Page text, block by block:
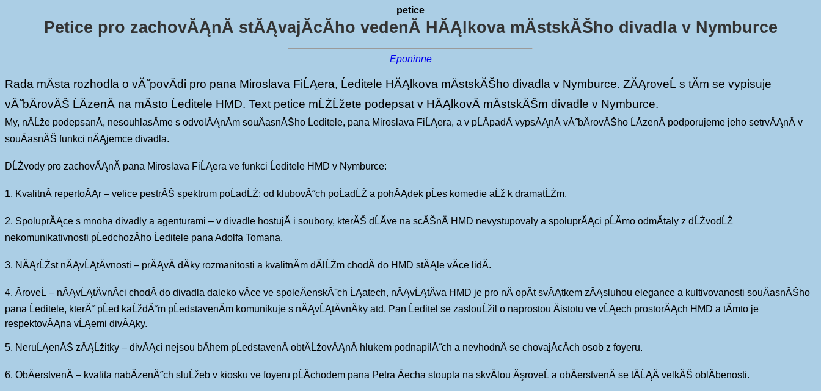
petice
Petice pro zachovĂĄnĂ­ stĂĄvajĂ­cĂ­ho vedenĂ­ HĂĄlkova mÄstskĂŠho divadla v Nymburce
Eponinne
Rada mÄsta rozhodla o vĂ˝povÄdi pro pana Miroslava FiĹĄera, Ĺeditele HĂĄlkova mÄstskĂŠho divadla v Nymburce. ZĂĄroveĹ s tĂ­m se vypisuje
vĂ˝bÄrovĂŠ ĹĂ­zenĂ­ na mĂ­sto Ĺeditele HMD. Text petice mĹŻĹžete podepsat v HĂĄlkovÄ mÄstskĂŠm divadle v Nymburce.
My, nĂ­Ĺže podepsanĂ­, nesouhlasĂ­me s odvolĂĄnĂ­m souÄasnĂŠho Ĺeditele, pana Miroslava FiĹĄera, a v pĹĂ­padÄ vypsĂĄnĂ­ vĂ˝bÄrovĂŠho ĹĂ­zenĂ­ podporujeme jeho setrvĂĄnĂ­ v
souÄasnĂŠ funkci nĂĄjemce divadla.
DĹŻvody pro zachovĂĄnĂ­ pana Miroslava FiĹĄera ve funkci Ĺeditele HMD v Nymburce:
1. KvalitnĂ­ repertoĂĄr – velice pestrĂŠ spektrum poĹadĹŻ: od klubovĂ˝ch poĹadĹŻ a pohĂĄdek pĹes komedie aĹž k dramatĹŻm.
2. SpoluprĂĄce s mnoha divadly a agenturami – v divadle hostujĂ­ i soubory, kterĂŠ dĹĂ­ve na scĂŠnÄ HMD nevystupovaly a spoluprĂĄci pĹĂ­mo odmĂ­taly z dĹŻvodĹŻ
nekomunikativnosti pĹedchozĂ­ho Ĺeditele pana Adolfa Tomana.
3. NĂĄrĹŻst nĂĄvĹĄtÄvnosti – prĂĄvÄ dĂ­ky rozmanitosti a kvalitnĂ­m dĂ­lĹŻm chodĂ­ do HMD stĂĄle vĂ­ce lidĂ­.
4. ĂroveĹ – nĂĄvĹĄtÄvnĂ­ci chodĂ­ do divadla daleko vĂ­ce ve spoleÄenskĂ˝ch ĹĄatech, nĂĄvĹĄtÄva HMD je pro nÄ opÄt svĂĄtkem zĂĄsluhou elegance a kultivovanosti souÄasnĂŠho
pana Ĺeditele, kterĂ˝ pĹed kaĹždĂ˝m pĹedstavenĂ­m komunikuje s nĂĄvĹĄtÄvnĂ­ky atd. Pan Ĺeditel se zaslouĹžil o naprostou Äistotu ve vĹĄech prostorĂĄch HMD a tĂ­mto je
respektovĂĄna vĹĄemi divĂĄky.
5. NeruĹĄenĂŠ zĂĄĹžitky – divĂĄci nejsou bÄhem pĹedstavenĂ­ obtÄĹžovĂĄnĂ­ hlukem podnapilĂ˝ch a nevhodnÄ se chovajĂ­cĂ­ch osob z foyeru.
6. ObÄerstvenĂ­ – kvalita nabĂ­zenĂ˝ch sluĹžeb v kiosku ve foyeru pĹĂ­chodem pana Petra Äecha stoupla na skvÄlou ĂşroveĹ a obÄerstvenĂ­ se tÄĹĄĂ­ velkĂŠ oblĂ­benosti.